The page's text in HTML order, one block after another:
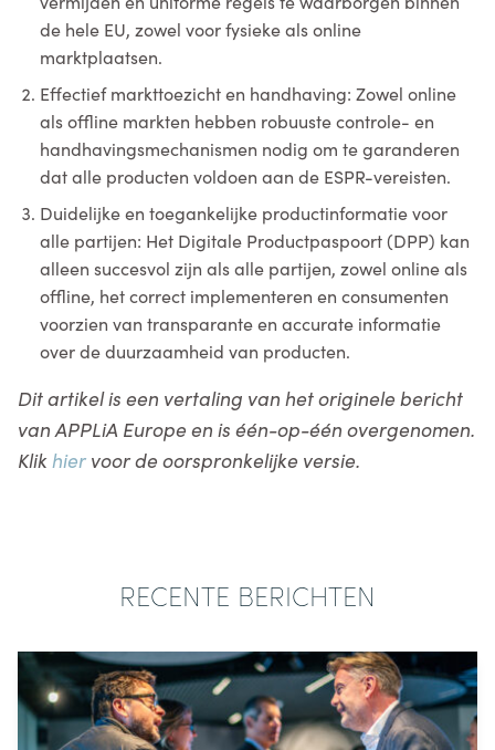
de hele EU, zowel voor fysieke als online
marktplaatsen.
Effectief markttoezicht en handhaving: Zowel online
als offline markten hebben robuuste controle- en
handhavingsmechanismen nodig om te garanderen
dat alle producten voldoen aan de ESPR-vereisten.
Duidelijke en toegankelijke productinformatie voor
alle partijen: Het Digitale Productpaspoort (DPP) kan
alleen succesvol zijn als alle partijen, zowel online als
offline, het correct implementeren en consumenten
voorzien van transparante en accurate informatie
over de duurzaamheid van producten.
Dit artikel is een vertaling van het originele bericht
van APPLiA Europe en is één-op-één overgenomen.
Klikhier voor de oorspronkelijke versie.
RECENTE BERICHTEN